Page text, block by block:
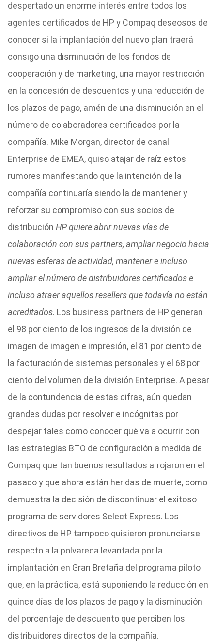
despertado un enorme interés entre todos los
agentes certificados de HP y Compaq deseosos de
conocer si la implantación del nuevo plan traerá
consigo una disminución de los fondos de
cooperación y de marketing, una mayor restricción
en la concesión de descuentos y una reducción de
los plazos de pago, amén de una disminución en el
número de colaboradores certificados por la
compañía. Mike Morgan, director de canal
Enterprise de EMEA, quiso atajar de raíz estos
rumores manifestando que la intención de la
compañía continuaría siendo la de mantener y
reforzar su compromiso con sus socios de
distribución HP quiere abrir nuevas vías de
colaboración con sus partners, ampliar negocio hacia
nuevas esferas de actividad, mantener e incluso
ampliar el número de distribuidores certificados e
incluso atraer aquellos resellers que todavía no están
acreditados. Los business partners de HP generan
el 98 por ciento de los ingresos de la división de
imagen de imagen e impresión, el 81 por ciento de
la facturación de sistemas personales y el 68 por
ciento del volumen de la división Enterprise. A pesar
de la contundencia de estas cifras, aún quedan
grandes dudas por resolver e incógnitas por
despejar tales como conocer qué va a ocurrir con
las estrategias BTO de configuración a medida de
Compaq que tan buenos resultados arrojaron en el
pasado y que ahora están heridas de muerte, como
demuestra la decisión de discontinuar el exitoso
programa de servidores Select Express. Los
directivos de HP tampoco quisieron pronunciarse
respecto a la polvareda levantada por la
implantación en Gran Bretaña del programa piloto
que, en la práctica, está suponiendo la reducción en
quince días de los plazos de pago y la disminución
del porcentaje de descuento que perciben los
distribuidores directos de la compañía.